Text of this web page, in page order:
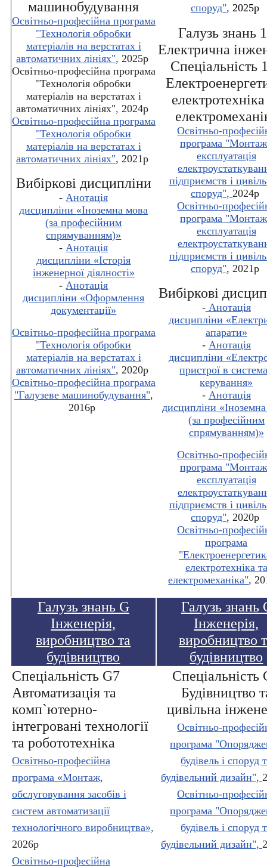
машинобудування
Освітньо-професійна програма
"Технологія обробки
матеріалів на верстатах і
автоматичних лініях", 2025р
Освітньо-професійна програма
"Технологія обробки
матеріалів на верстатах і
автоматичних лініях", 2024р
Освітньо-професійна програма
"Технологія обробки
матеріалів на верстатах і
автоматичних лініях", 2021р
Вибіркові дисципліни
-Анотація
дисципліни «Іноземна мова
(за професійним
спрямуванням)»
-Анотація
дисципліни «Історія
інженерної діялності»
-Анотація
дисципліни «Оформлення
документації»
Освітньо-професійна програма
"Технологія обробки
матеріалів на верстатах і
автоматичних лініях", 2020р
Освітньо-професійна програма
"Галузеве машинобудування",
2016р
споруд", 2025р
Галузь знань
Електрична
Спеціальність
Освітньо-
програма "Монтаж
експлуатація
підприємств і
споруд", 2024р
Освітньо-
програма "Монтаж
експлуатація
підприємств і
споруд", 2021р
Вибіркові
- Анотація
дисципліни «
апарати»
- Анотація
дисципліни «
пристрої в
керування»
- Анотація
дисципліни «
(за професійним
спрямуванням)»
Освітньо-
програма "Монтаж
експлуатація
підприємств і
споруд", 2020р
Освітньо-
програма
електротехніка та
електромеханіка",
Галузь знань G
Інженерія,
виробництво та
будівництво
Галузь знань
Інженерія,
виробництво
будівництво
Спеціальність G7
Автоматизація та
комп`ютерно-
інтегровані технології
та робототехніка
Освітньо-професійна
програма «Монтаж,
обслуговування засобів і
систем автоматизації
технологічного виробництва»,
2026р
Освітньо-професійна
Спеціальність
Будівництво
цивільна
Освітньо-
програма
будівель і споруд
будівельний дизайн",
Освітньо-
програма
будівель і споруд
будівельний дизайн",